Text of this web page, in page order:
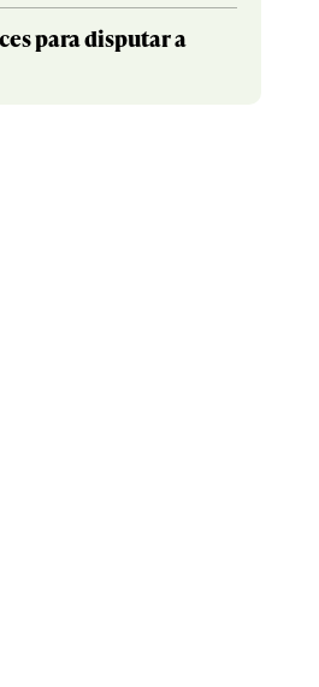
para disputar a